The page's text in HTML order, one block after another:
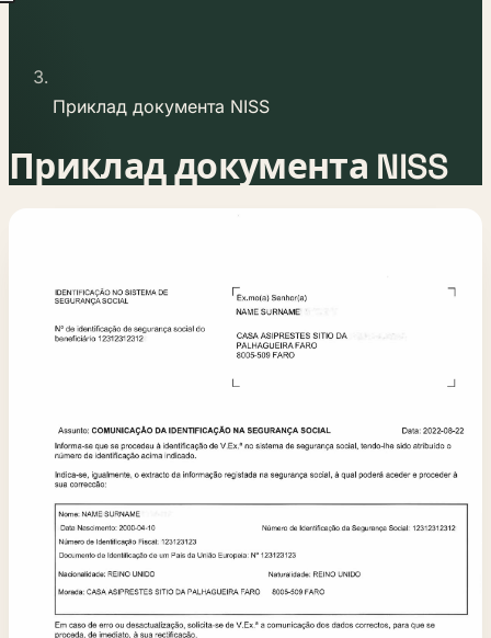
Приклад документа NISS
Приклад документа NISS